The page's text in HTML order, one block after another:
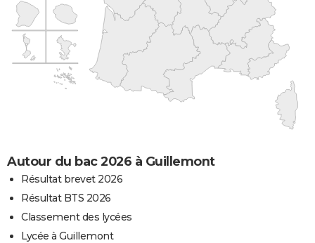
Autour du bac 2026 à Guillemont
Résultat brevet 2026
Résultat BTS 2026
Classement des lycées
Lycée à Guillemont